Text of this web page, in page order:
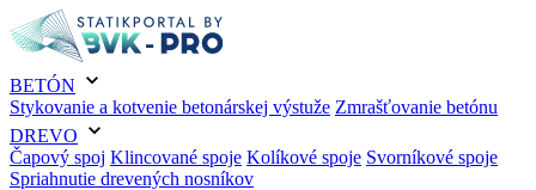
BETÓN
Stykovanie a kotvenie betonárskej výstuže Zmrašťovanie betónu
DREVO
Čapový spoj Klincované spoje Kolíkové spoje Svorníkové spoje
Spriahnutie drevených nosníkov